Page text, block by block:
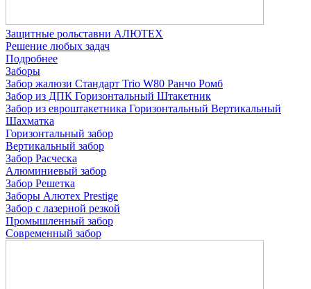
Защитные рольставни АЛЮТЕХ
Решение любых задач
Подробнее
Заборы
Забор жалюзи Стандарт Trio W80 Ранчо Ромб
Забор из ДПК Горизонтальный Штакетник
Забор из евроштакетника Горизонтальный Вертикальный
Шахматка
Горизонтальный забор
Вертикальный забор
Забор Расческа
Алюминиевый забор
Забор Решетка
Заборы Алютех Prestige
Забор с лазерной резкой
Промышленный забор
Современный забор